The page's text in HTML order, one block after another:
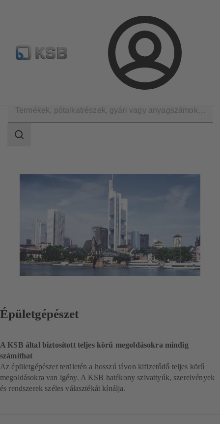
Bejelentkezés
Hírlevél Termékkonfiguráció Termékek keresése
tartomány
Keresési
Épületgépészet
A KSB által biztosított teljes körű megoldásokra mindig
számíthat
Az épületgépészet területén a hosszú távon kifizetődő teljes körű
megoldásokra van igény. A KSB hatékony szivattyúk, szerelvények
és rendszerek széles választékát kínálja.